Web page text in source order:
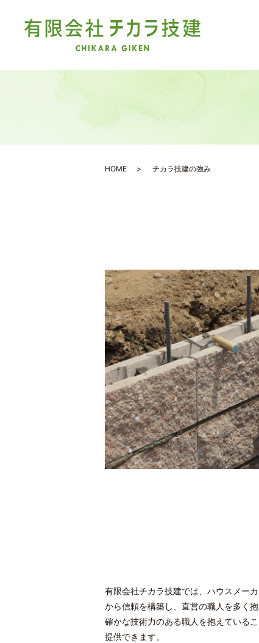
HOME チカラ技建の強み
有限会社チカラ技建では、ハウスメー
から信頼を構築し、直営の職人を多く
確かな技術力のある職人を抱えている
提供できます。